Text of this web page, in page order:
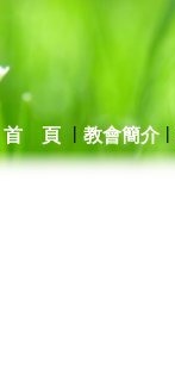
首 頁 | 教會簡介 |